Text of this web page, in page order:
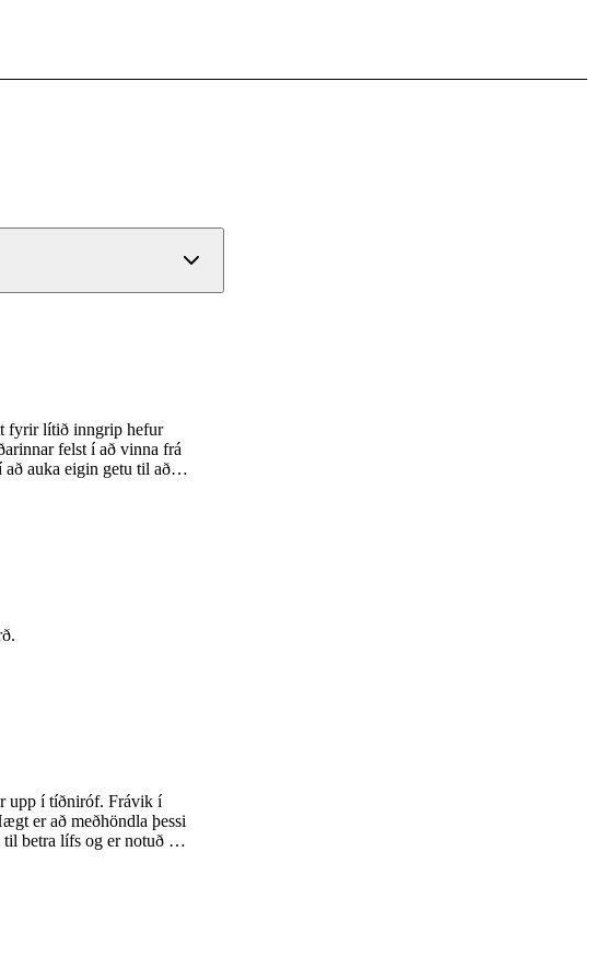
fyrir lítið inngrip hefur
felst í að vinna frá
auka eigin getu til að
eflir almennt heilsufar og
upp í tíðniróf. Frávik í
er að meðhöndla þessi
betra lífs og er notuð á
sig í óhefðbundinni